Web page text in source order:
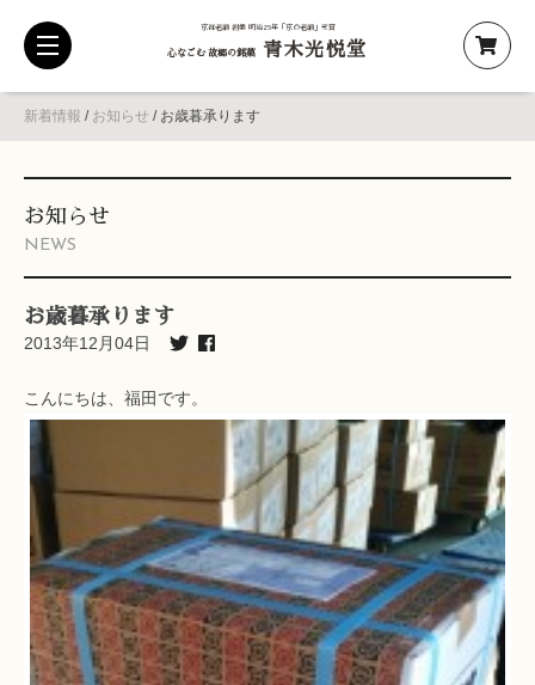
京都老舗 創業 明治25年「京の老舗」受賞
心なごむ 故郷の銘菓 青木光悦堂
toggle
navigation
新着情報 / お知らせ / お歳暮承ります
お知らせ
NEWS
お歳暮承ります
2013年12月04日
こんにちは、福田です。